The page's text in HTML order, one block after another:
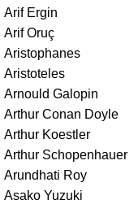
Arif Ergin
Arif Oruç
Aristophanes
Aristoteles
Arnould Galopin
Arthur Conan Doyle
Arthur Koestler
Arthur Schopenhauer
Arundhati Roy
Asako Yuzuki